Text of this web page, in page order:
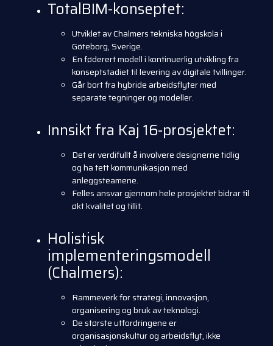
TotalBIM-konseptet:
Utviklet av Chalmers tekniska högskola i
Göteborg, Sverige.
En føderert modell i kontinuerlig utvikling fra
konseptstadiet til levering av digitale tvillinger.
Går bort fra hybride arbeidsflyter med
separate tegninger og modeller.
Innsikt fra Kaj 16-prosjektet:
Det er verdifullt å involvere designerne tidlig
og ha tett kommunikasjon med
anleggsteamene.
Felles ansvar gjennom hele prosjektet bidrar til
økt kvalitet og tillit.
Holistisk
implementeringsmodell
(Chalmers):
Rammeverk for strategi, innovasjon,
organisering og bruk av teknologi.
De største utfordringene er
organisasjonskultur og arbeidsflyt, ikke